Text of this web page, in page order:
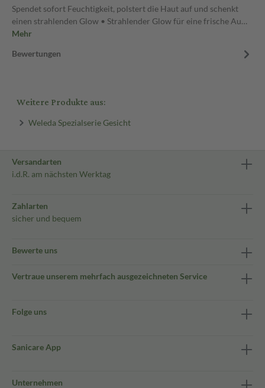
Spendet sofort Feuchtigkeit, polstert die Haut auf und schenkt
einen strahlenden Glow • Strahlender Glow für eine frische Au…
Mehr
Bewertungen
Weitere Produkte aus:
Weleda Spezialserie Gesicht
Versandarten
i.d.R. am nächsten Werktag
Zahlarten
sicher und bequem
Bewerte uns
Vertraue unserem mehrfach ausgezeichneten Service
Folge uns
Sanicare App
Unternehmen